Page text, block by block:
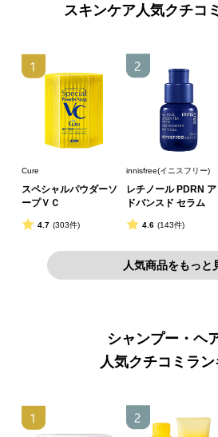
スキンケア人気クチコ
Cure
スペシャルパウダーソ
ープＶＣ
4.7 (303件)
innisfree(イニスフリー)
レチノール PDRN ア
ドバンスド セラム
4.6 (143件)
人気商品をもっと
シャンプー・ヘ
人気クチコミラ